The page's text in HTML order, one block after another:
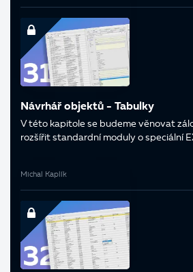
Návrhář objektů - Tabulky
V této kapitole se budeme věnovat
rozšířit standardní moduly o speciální
Michal Kaplík